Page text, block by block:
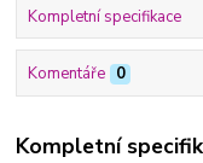
Kompletní specifikace
Komentáře 0
Kompletní